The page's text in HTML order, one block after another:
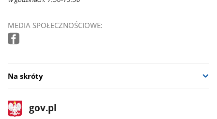
MEDIA SPOŁECZNOŚCIOWE:
Na skróty
stopka
gov.pl
Strona
gov.pl